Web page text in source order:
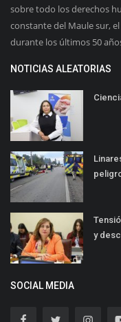
sobre todo los derechos
constante del Maule sur,
durante los últimos 50
NOTICIAS ALEATORIAS
y
SOCIAL MEDIA